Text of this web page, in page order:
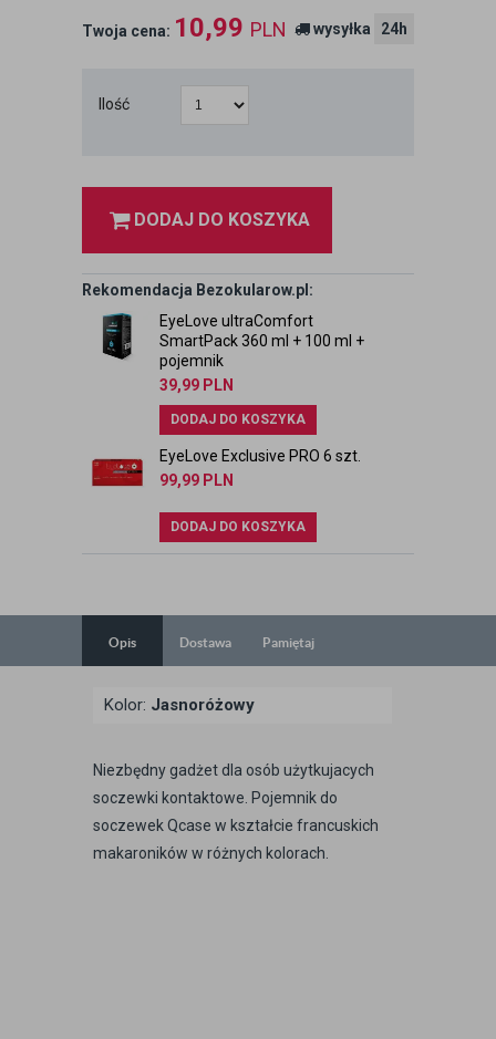
Twoja cena: 10,99 PLN wysyłka 24h
Ilość
DODAJ DO KOSZYKA
Rekomendacja Bezokularow.pl:
EyeLove ultraComfort
SmartPack 360 ml + 100 ml +
pojemnik
39,99 PLN
DODAJ DO KOSZYKA
EyeLove Exclusive PRO 6 szt.
99,99 PLN
DODAJ DO KOSZYKA
Opis Dostawa Pamiętaj
Kolor: Jasnoróżowy
Niezbędny gadżet dla osób użytkujacych
soczewki kontaktowe. Pojemnik do
soczewek Qcase w kształcie francuskich
makaroników w różnych kolorach.